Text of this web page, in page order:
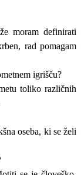
moram definirati
rad pomagam
igrišču?
toliko različnih
oseba, ki se želi